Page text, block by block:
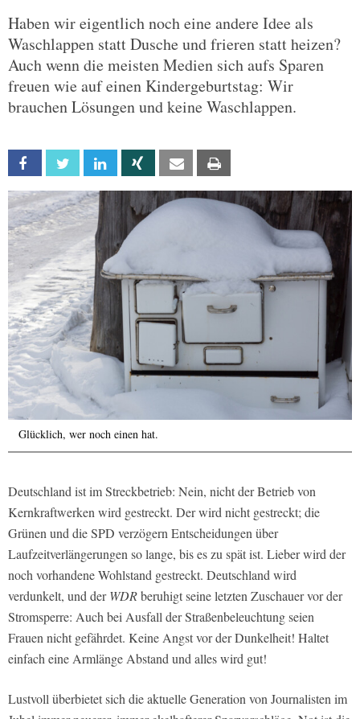
Haben wir eigentlich noch eine andere Idee als
Waschlappen statt Dusche und frieren statt heizen?
Auch wenn die meisten Medien sich aufs Sparen
freuen wie auf einen Kindergeburtstag: Wir
brauchen Lösungen und keine Waschlappen.
Facebook Twitter Linkedin Xing Email
Glücklich, wer noch einen hat.
Deutschland ist im Streckbetrieb: Nein, nicht der Betrieb von
Kernkraftwerken wird gestreckt. Der wird nicht gestreckt; die
Grünen und die SPD verzögern Entscheidungen über
Laufzeitverlängerungen so lange, bis es zu spät ist. Lieber wird der
noch vorhandene Wohlstand gestreckt. Deutschland wird
verdunkelt, und derWDRberuhigt seine letzten Zuschauer vor der
Stromsperre: Auch bei Ausfall der Straßenbeleuchtung seien
Frauen nicht gefährdet. Keine Angst vor der Dunkelheit! Haltet
einfach eine Armlänge Abstand und alles wird gut!
Lustvoll überbietet sich die aktuelle Generation von Journalisten im